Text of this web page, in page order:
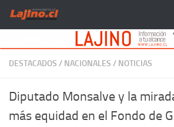
Saltar al contenido
DESTACADOS / NACIONALES / NOTICIAS
Diputado Monsalve y la
más equidad en el Fondo de